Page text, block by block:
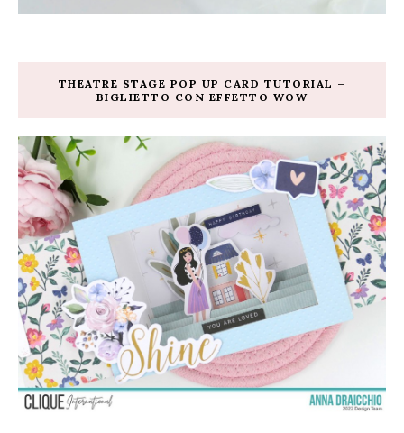
THEATRE STAGE POP UP CARD TUTORIAL –
BIGLIETTO CON EFFETTO WOW